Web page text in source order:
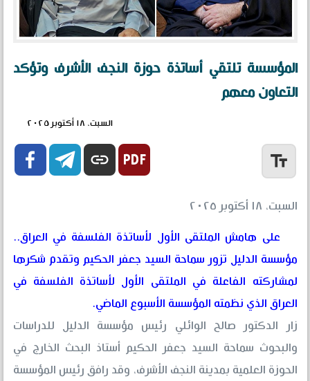
المؤسسة تلتقي أساتذة حوزة النجف الأشرف وتؤكد
التعاون معهم
السبت، ١٨ أكتوبر ٢٠٢٥
  link text_fields
السبت، ١٨ أكتوبر ٢٠٢٥
على هامش الملتقى الأول لأساتذة الفلسفة في العراق..
مؤسسة الدليل تزور سماحة السيد جعفر الحكيم وتقدم شكرها
لمشاركته الفاعلة في الملتقى الأول لأساتذة الفلسفة في
العراق الذي نظمته المؤسسة الأسبوع الماضي.
زار الدكتور صالح الوائلي رئيس مؤسسة الدليل للدراسات
والبحوث سماحة السيد جعفر الحكيم أستاذ البحث الخارج في
الحوزة العلمية بمدينة النجف الأشرف، وقد رافق رئيس المؤسسة